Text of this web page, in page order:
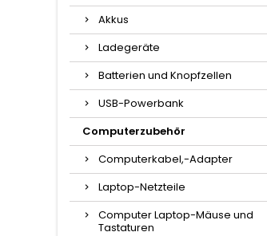
Akkus
Ladegeräte
Batterien und Knopfzellen
USB-Powerbank
Computerzubehör
Computerkabel,-Adapter
Laptop-Netzteile
Computer Laptop-Mäuse und
Tastaturen